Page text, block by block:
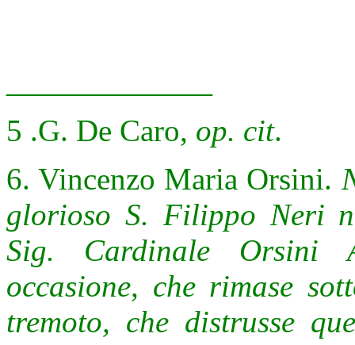
5 .G. De Caro, op. cit.
6. Vincenzo Maria Orsini.
glorioso S. Filippo Neri
Sig. Cardinale Orsini
occasione, che rimase
tremoto, che distrusse